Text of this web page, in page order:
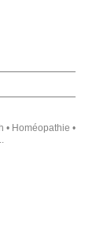
• Homéopathie •